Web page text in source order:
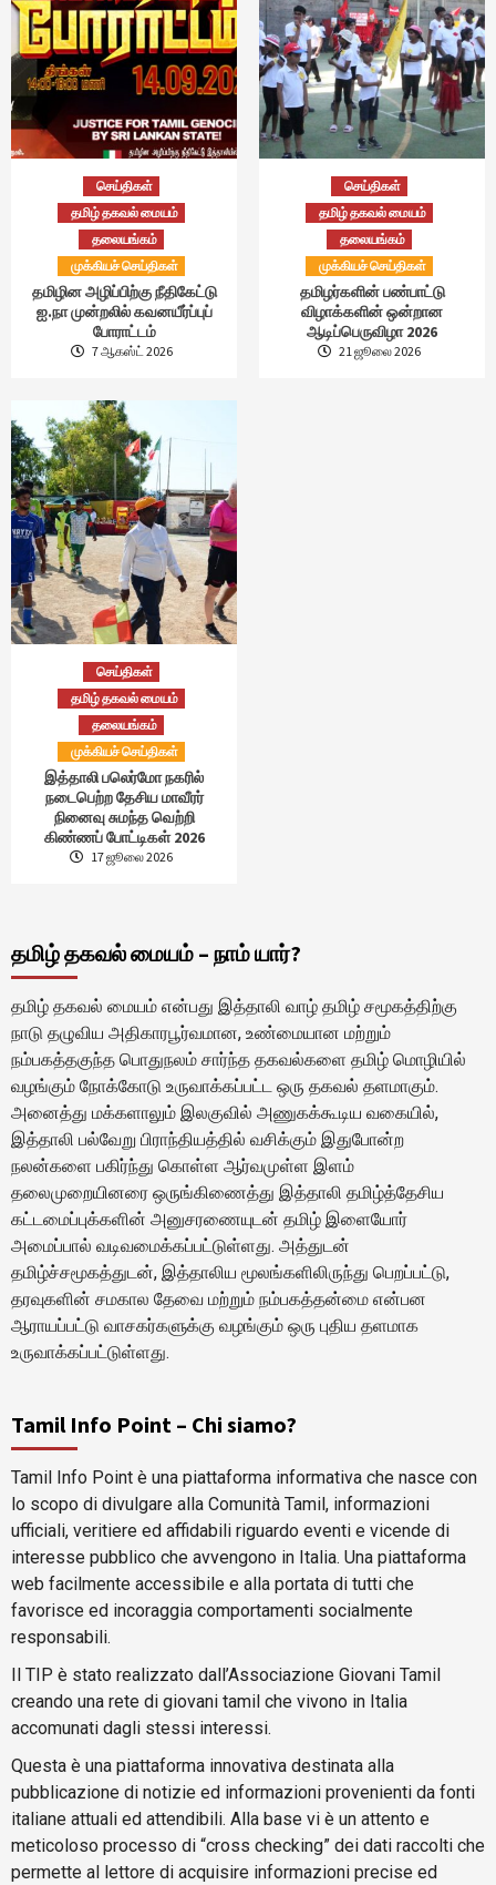
செய்திகள்
தமிழ் தகவல் மையம்
தலையங்கம்
முக்கியச் செய்திகள்
தமிழின அழிப்பிற்கு நீதிகேட்டு
ஐ.நா முன்றலில் கவனயீர்ப்புப்
போராட்டம்
7 ஆகஸ்ட் 2026
செய்திகள்
தமிழ் தகவல் மையம்
தலையங்கம்
முக்கியச் செய்திகள்
தமிழர்களின் பண்பாட்டு
விழாக்களின் ஒன்றான
ஆடிப்பெருவிழா 2026
21 ஜூலை 2026
செய்திகள்
தமிழ் தகவல் மையம்
தலையங்கம்
முக்கியச் செய்திகள்
இத்தாலி பலெர்மோ நகரில்
நடைபெற்ற தேசிய மாவீரர்
நினைவு சுமந்த வெற்றி
கிண்ணப் போட்டிகள் 2026
17 ஜூலை 2026
தமிழ் தகவல் மையம் – நாம் யார்?
தமிழ் தகவல் மையம் என்பது இத்தாலி வாழ் தமிழ் சமூகத்திற்கு
நாடு தழுவிய அதிகாரபூர்வமான, உண்மையான மற்றும்
நம்பகத்தகுந்த பொதுநலம் சார்ந்த தகவல்களை தமிழ் மொழியில்
வழங்கும் நோக்கோடு உருவாக்கப்பட்ட ஒரு தகவல் தளமாகும்.
அனைத்து மக்களாலும் இலகுவில் அணுகக்கூடிய வகையில்,
இத்தாலி பல்வேறு பிராந்தியத்தில் வசிக்கும் இதுபோன்ற
நலன்களை பகிர்ந்து கொள்ள ஆர்வமுள்ள இளம்
தலைமுறையினரை ஒருங்கிணைத்து இத்தாலி தமிழ்த்தேசிய
கட்டமைப்புக்களின் அனுசரணையுடன் தமிழ் இளையோர்
அமைப்பால் வடிவமைக்கப்பட்டுள்ளது. அத்துடன்
தமிழ்ச்சமூகத்துடன், இத்தாலிய மூலங்களிலிருந்து பெறப்பட்டு,
தரவுகளின் சமகால தேவை மற்றும் நம்பகத்தன்மை என்பன
ஆராயப்பட்டு வாசகர்களுக்கு வழங்கும் ஒரு புதிய தளமாக
உருவாக்கப்பட்டுள்ளது.
Tamil Info Point – Chi siamo?
Tamil Info Point è una piattaforma informativa che nasce con
lo scopo di divulgare alla Comunità Tamil, informazioni
ufficiali, veritiere ed affidabili riguardo eventi e vicende di
interesse pubblico che avvengono in Italia. Una piattaforma
web facilmente accessibile e alla portata di tutti che
favorisce ed incoraggia comportamenti socialmente
responsabili.
Il TIP è stato realizzato dall’Associazione Giovani Tamil
creando una rete di giovani tamil che vivono in Italia
accomunati dagli stessi interessi.
Questa è una piattaforma innovativa destinata alla
pubblicazione di notizie ed informazioni provenienti da fonti
italiane attuali ed attendibili. Alla base vi è un attento e
meticoloso processo di “cross checking” dei dati raccolti che
permette al lettore di acquisire informazioni precise ed